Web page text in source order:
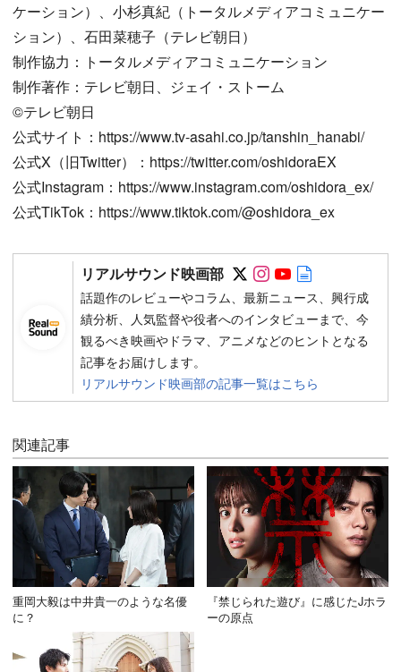
ケーション）、小杉真紀（トータルメディアコミュニケー
ション）、石田菜穂子（テレビ朝日）
制作協力：トータルメディアコミュニケーション
制作著作：テレビ朝日、ジェイ・ストーム
©︎テレビ朝日
公式サイト：https://www.tv-asahi.co.jp/tanshin_hanabi/
公式X（旧Twitter）：https://twitter.com/oshidoraEX
公式Instagram：https://www.instagram.com/oshidora_ex/
公式TikTok：https://www.tiktok.com/@oshidora_ex
リアルサウンド映画部 Follow on SNS
Follow on SNS
Follow on
話題作のレビューやコラム、最新ニュース、興行成
績分析、人気監督や役者へのインタビューまで、今
観るべき映画やドラマ、アニメなどのヒントとなる
記事をお届けします。
リアルサウンド映画部の記事一覧はこちら
関連記事
重岡大毅は中井貴一のような名優
に？
『禁じられた遊び』に感じたJホラ
ーの原点